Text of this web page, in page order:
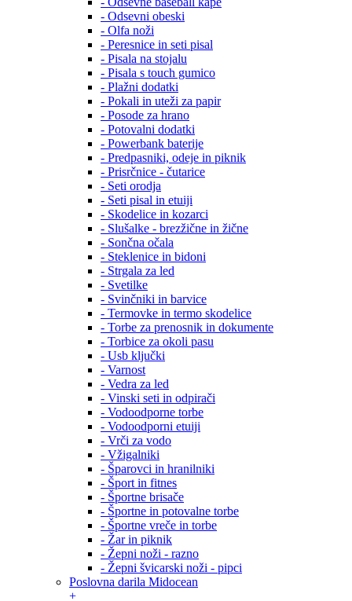
- Odsevni obeski
- Olfa noži
- Peresnice in seti pisal
- Pisala na stojalu
- Pisala s touch gumico
- Plažni dodatki
- Pokali in uteži za papir
- Posode za hrano
- Potovalni dodatki
- Powerbank baterije
- Predpasniki, odeje in piknik
- Prisrčnice - čutarice
- Seti orodja
- Seti pisal in etuiji
- Skodelice in kozarci
- Slušalke - brezžične in žične
- Sončna očala
- Steklenice in bidoni
- Strgala za led
- Svetilke
- Svinčniki in barvice
- Termovke in termo skodelice
- Torbe za prenosnik in dokumente
- Torbice za okoli pasu
- Usb ključki
- Varnost
- Vedra za led
- Vinski seti in odpirači
- Vodoodporne torbe
- Vodoodporni etuiji
- Vrči za vodo
- Vžigalniki
- Šparovci in hranilniki
- Šport in fitnes
- Športne brisače
- Športne in potovalne torbe
- Športne vreče in torbe
- Žar in piknik
- Žepni noži - razno
- Žepni švicarski noži - pipci
Poslovna darila Midocean
+